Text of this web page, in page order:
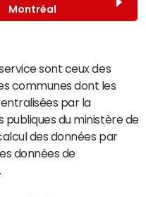
Montréal
sont ceux des
communes dont les
par la
publiques du ministère de
des données par
données de